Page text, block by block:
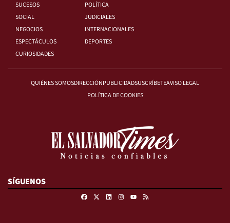
SUCESOS
POLÍTICA
SOCIAL
JUDICIALES
NEGOCIOS
INTERNACIONALES
ESPECTÁCULOS
DEPORTES
CURIOSIDADES
QUIÉNES SOMOSDIRECCIÓNPUBLICIDADSUSCRÍBETEAVISO LEGAL
POLÍTICA DE COOKIES
SÍGUENOS
FacebookLinkedinInstagram